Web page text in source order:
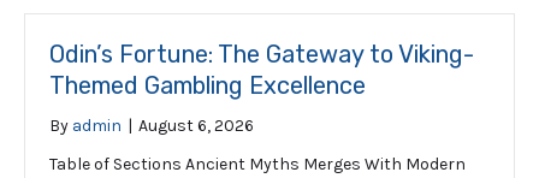
Odin’s Fortune: The Gateway to Viking-
Themed Gambling Excellence
By admin | August 6, 2026
Table of Sections Ancient Myths Merges With Modern